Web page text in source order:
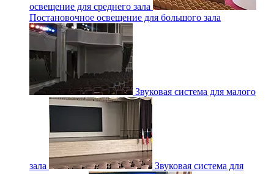
освещение для среднего зала
Постановочное освещение для большого зала
Звуковая система для малого
зала Звуковая система для